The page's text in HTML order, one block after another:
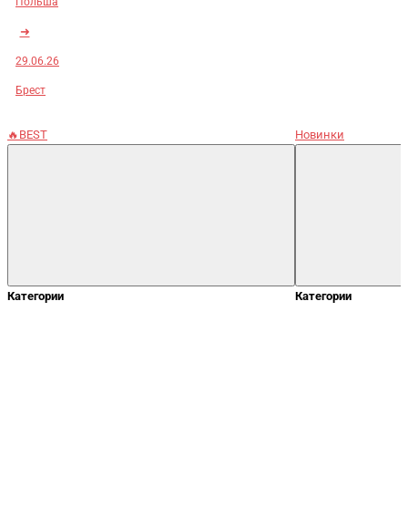
➜
29.06.26
Брест
🔥BEST
Категории
Новинки
Категории